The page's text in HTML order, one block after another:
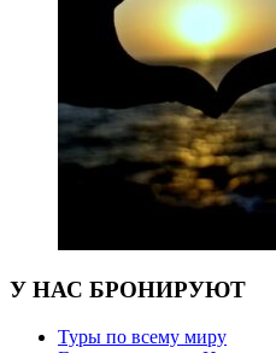
У НАС БРОНИРУЮТ
Туры по всему миру